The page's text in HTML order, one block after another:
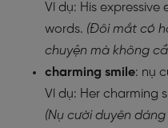
Ví dụ: His
words. (Đôi mắt có
chuyện mà không
charming smile: nụ
Ví dụ: Her charming
(Nụ cười duyên